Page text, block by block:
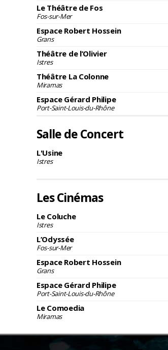
Le Théâtre de Fos
Fos-sur-Mer
Espace Robert Hossein
Grans
Théâtre de l’Olivier
Istres
Théâtre La Colonne
Miramas
Espace Gérard Philipe
Port-Saint-Louis-du-Rhône
Salle de Concert
L'Usine
Istres
Les Cinémas
Le Coluche
Istres
L’Odyssée
Fos-sur-Mer
Espace Robert Hossein
Grans
Espace Gérard Philipe
Port-Saint-Louis-du-Rhône
Le Comoedia
Miramas